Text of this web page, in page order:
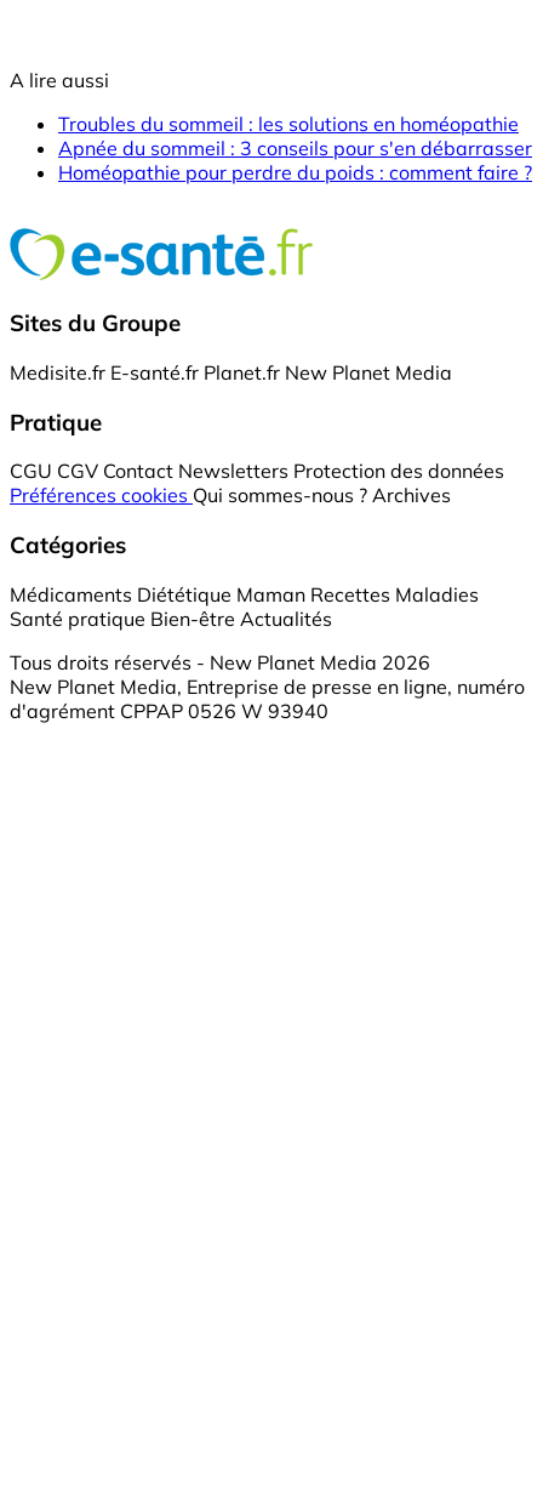
A lire aussi
Troubles du sommeil : les solutions en homéopathie
Apnée du sommeil : 3 conseils pour s'en débarrasser
Homéopathie pour perdre du poids : comment faire ?
Sites du Groupe
Medisite.fr E-santé.fr Planet.fr New Planet Media
Pratique
CGU CGV Contact Newsletters Protection des données
Préférences cookies Qui sommes-nous ? Archives
Catégories
Médicaments Diététique Maman Recettes Maladies
Santé pratique Bien-être Actualités
Tous droits réservés - New Planet Media 2026
New Planet Media, Entreprise de presse en ligne, numéro
d'agrément CPPAP 0526 W 93940